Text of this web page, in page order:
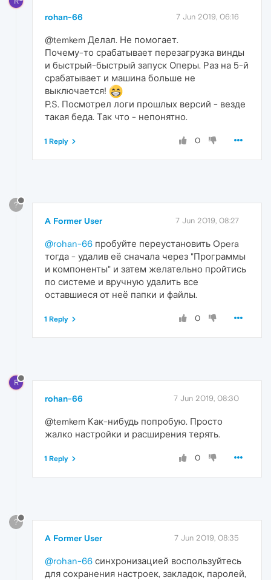
rohan-66 7 Jun 2019, 06:16
@temkem Делал. Не помогает.
Почему-то срабатывает перезагрузка винды
и быстрый-быстрый запуск Оперы. Раз на 5-й
срабатывает и машина больше не
выключается!
P.S. Посмотрел логи прошлых версий - везде
такая беда. Так что - непонятно.
0
1 Reply
?
A Former User 7 Jun 2019, 08:27
@rohan-66 пробуйте переустановить Opera
тогда - удалив её сначала через "Программы
и компоненты" и затем желательно пройтись
по системе и вручную удалить все
оставшиеся от неё папки и файлы.
0
1 Reply
R
rohan-66 7 Jun 2019, 08:30
@temkem Как-нибудь попробую. Просто
жалко настройки и расширения терять.
0
1 Reply
?
A Former User 7 Jun 2019, 08:35
@rohan-66 синхронизацией воспользуйтесь
для сохранения настроек, закладок, паролей,